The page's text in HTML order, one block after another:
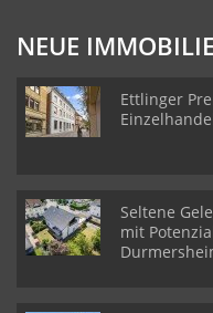
NEUE
Ettlinger
Seltene
mit